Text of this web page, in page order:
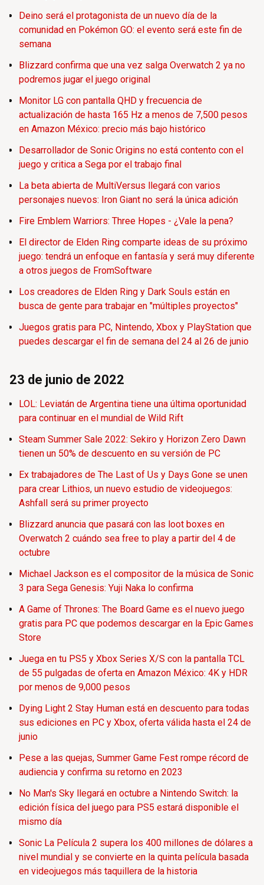
Deino será el protagonista de un nuevo día de la
comunidad en Pokémon GO: el evento será este fin de
semana
Blizzard confirma que una vez salga Overwatch 2 ya no
podremos jugar el juego original
Monitor LG con pantalla QHD y frecuencia de
actualización de hasta 165 Hz a menos de 7,500 pesos
en Amazon México: precio más bajo histórico
Desarrollador de Sonic Origins no está contento con el
juego y critica a Sega por el trabajo final
La beta abierta de MultiVersus llegará con varios
personajes nuevos: Iron Giant no será la única adición
Fire Emblem Warriors: Three Hopes - ¿Vale la pena?
El director de Elden Ring comparte ideas de su próximo
juego: tendrá un enfoque en fantasía y será muy diferente
a otros juegos de FromSoftware
Los creadores de Elden Ring y Dark Souls están en
busca de gente para trabajar en "múltiples proyectos"
Juegos gratis para PC, Nintendo, Xbox y PlayStation que
puedes descargar el fin de semana del 24 al 26 de junio
23 de junio de 2022
LOL: Leviatán de Argentina tiene una última oportunidad
para continuar en el mundial de Wild Rift
Steam Summer Sale 2022: Sekiro y Horizon Zero Dawn
tienen un 50% de descuento en su versión de PC
Ex trabajadores de The Last of Us y Days Gone se unen
para crear Lithios, un nuevo estudio de videojuegos:
Ashfall será su primer proyecto
Blizzard anuncia que pasará con las loot boxes en
Overwatch 2 cuándo sea free to play a partir del 4 de
octubre
Michael Jackson es el compositor de la música de Sonic
3 para Sega Genesis: Yuji Naka lo confirma
A Game of Thrones: The Board Game es el nuevo juego
gratis para PC que podemos descargar en la Epic Games
Store
Juega en tu PS5 y Xbox Series X/S con la pantalla TCL
de 55 pulgadas de oferta en Amazon México: 4K y HDR
por menos de 9,000 pesos
Dying Light 2 Stay Human está en descuento para todas
sus ediciones en PC y Xbox, oferta válida hasta el 24 de
junio
Pese a las quejas, Summer Game Fest rompe récord de
audiencia y confirma su retorno en 2023
No Man's Sky llegará en octubre a Nintendo Switch: la
edición física del juego para PS5 estará disponible el
mismo día
Sonic La Película 2 supera los 400 millones de dólares a
nivel mundial y se convierte en la quinta película basada
en videojuegos más taquillera de la historia